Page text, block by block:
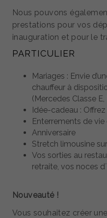
Nous pouvons
prestations pour vos
inauguration et pour le
PARTICULIER
Mariages : Envie
chauffeur à
(Mercedes Classe
Idée-cadeau :
Enterrements de
Anniversaire
Stretch limousine
Vos sorties au
retraite, vos noces
Nouveauté !
Vous souhaitez créer